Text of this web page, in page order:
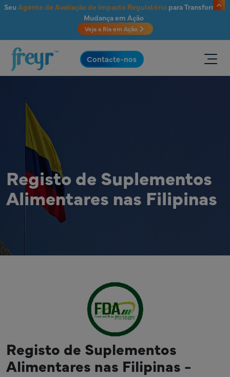
Saltar para o conteúdo principal
Seu Agente de Avaliação de Impacto Regulatóriopara Transformar
Mudança em Ação
Veja a Ria em Ação
.
Contacte-nos
Registo de Suplementos
Alimentares nas Filipinas
Registo de Suplementos
Alimentares nas Filipinas -